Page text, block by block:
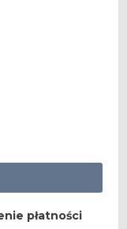
płatności